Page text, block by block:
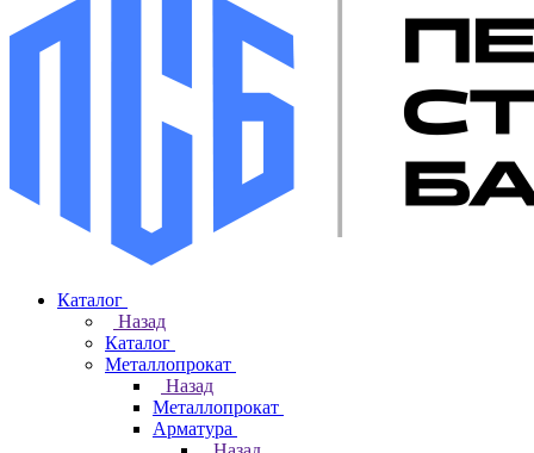
Каталог
Назад
Каталог
Металлопрокат
Назад
Металлопрокат
Арматура